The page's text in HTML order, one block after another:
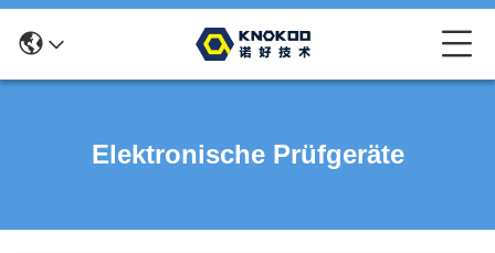
Elektronische Prüfgeräte